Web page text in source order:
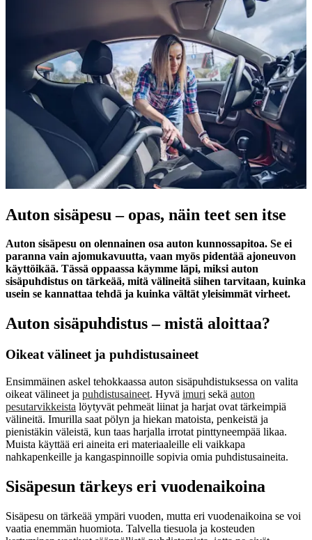
Auton sisäpesu – opas, näin teet sen itse
Auton sisäpesu on olennainen osa auton kunnossapitoa. Se ei
paranna vain ajomukavuutta, vaan myös pidentää ajoneuvon
käyttöikää. Tässä oppaassa käymme läpi, miksi auton
sisäpuhdistus on tärkeää, mitä välineitä siihen tarvitaan, kuinka
usein se kannattaa tehdä ja kuinka vältät yleisimmät virheet.
Auton sisäpuhdistus – mistä aloittaa?
Oikeat välineet ja puhdistusaineet
Ensimmäinen askel tehokkaassa auton sisäpuhdistuksessa on valita
oikeat välineet ja puhdistusaineet. Hyvä imuri sekä auton
pesutarvikkeista löytyvät pehmeät liinat ja harjat ovat tärkeimpiä
välineitä. Imurilla saat pölyn ja hiekan matoista, penkeistä ja
pienistäkin väleistä, kun taas harjalla irrotat pinttyneempää likaa.
Muista käyttää eri aineita eri materiaaleille eli vaikkapa
nahkapenkeille ja kangaspinnoille sopivia omia puhdistusaineita.
Sisäpesun tärkeys eri vuodenaikoina
Sisäpesu on tärkeää ympäri vuoden, mutta eri vuodenaikoina se voi
vaatia enemmän huomiota. Talvella tiesuola ja kosteuden